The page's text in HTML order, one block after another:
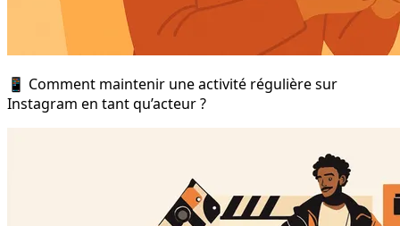
📱 Comment maintenir une activité régulière sur
Instagram en tant qu’acteur ?